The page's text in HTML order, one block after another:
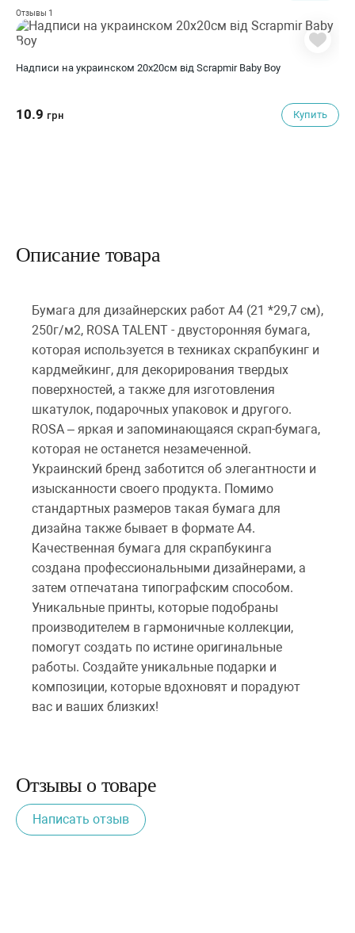
Отзывы 1
Надписи на украинском 20х20см від Scrapmir Baby Boy
10.9 грн Купить
Описание товара
Бумага для дизайнерских работ А4 (21 *29,7 см),
250г/м2, ROSA TALENT - двусторонняя бумага,
которая используется в техниках скрапбукинг и
кардмейкинг, для декорирования твердых
поверхностей, а также для изготовления
шкатулок, подарочных упаковок и другого.
ROSA – яркая и запоминающаяся скрап-бумага,
которая не останется незамеченной.
Украинский бренд заботится об элегантности и
изысканности своего продукта. Помимо
стандартных размеров такая бумага для
дизайна также бывает в формате А4.
Качественная бумага для скрапбукинга
создана профессиональными дизайнерами, а
затем отпечатана типографским способом.
Уникальные принты, которые подобраны
производителем в гармоничные коллекции,
помогут создать по истине оригинальные
работы. Создайте уникальные подарки и
композиции, которые вдохновят и порадуют
вас и ваших близких!
Отзывы о товаре
Написать отзыв